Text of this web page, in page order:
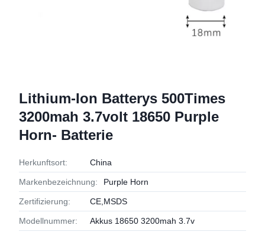
Lithium-Ion Batterys 500Times
3200mah 3.7volt 18650 Purple
Horn- Batterie
Herkunftsort: China
Markenbezeichnung: Purple Horn
Zertifizierung: CE,MSDS
Modellnummer: Akkus 18650 3200mah 3.7v